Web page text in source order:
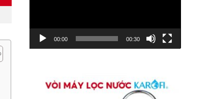
00:00 00:30